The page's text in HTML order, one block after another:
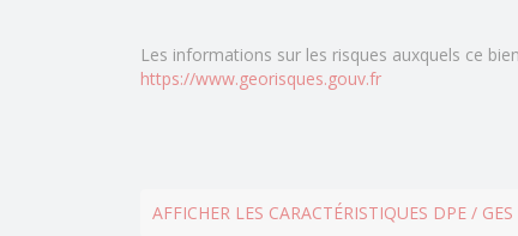
Les informations sur les risques auxquels ce
https://www.georisques.gouv.fr
AFFICHER LES CARACTÉRISTIQUES DPE / GES